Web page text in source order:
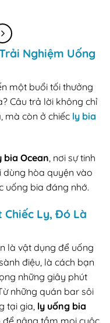
Nghiệm Uống
một buổi tối thưởng
Câu trả lời không chỉ
mà còn ở chiếc ly bia
bia Ocean , nơi sự tinh
dùng hòa quyện vào
uống bia đáng nhớ.
Chiếc Ly, Đó Là
là vật dụng để uống
điệu, là cách bạn
những giây phút
những quán bar sôi
tại gia, ly uống bia